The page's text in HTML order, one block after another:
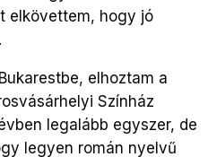
elkövettem, hogy jó
elhoztam a
Színház
legalább egyszer, de
legyen román nyelvű